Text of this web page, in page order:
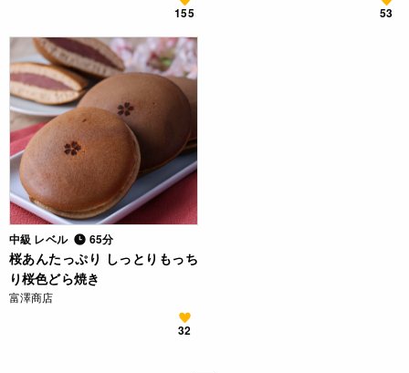
155 53
中級 レベル 65分
桜あんたっぷり しっとりもっち
り桜色どら焼き
富澤商店
32